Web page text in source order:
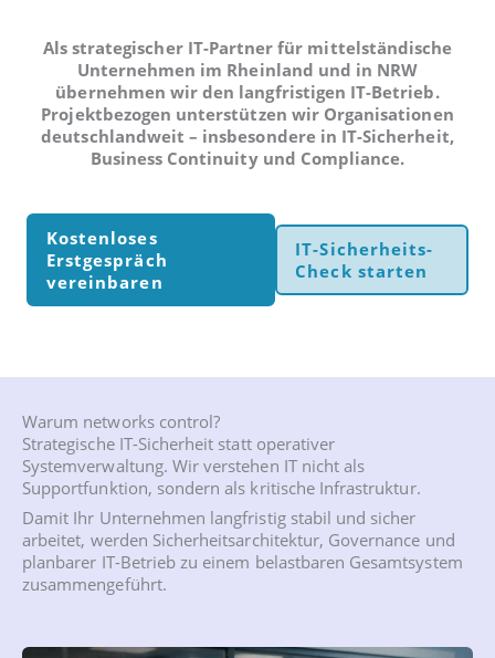
Als strategischer IT-Partner für mittelständische
Unternehmen im Rheinland und in NRW
übernehmen wir den langfristigen IT-Betrieb.
Projektbezogen unterstützen wir Organisationen
deutschlandweit – insbesondere in IT-Sicherheit,
Business Continuity und Compliance.
Kostenloses
Erstgespräch
vereinbaren
IT-Sicherheits-
Check starten
Warum networks control?
Strategische IT-Sicherheit statt operativer
Systemverwaltung. Wir verstehen IT nicht als
Supportfunktion, sondern als kritische Infrastruktur.
Damit Ihr Unternehmen langfristig stabil und sicher
arbeitet, werden Sicherheitsarchitektur, Governance und
planbarer IT-Betrieb zu einem belastbaren Gesamtsystem
zusammengeführt.